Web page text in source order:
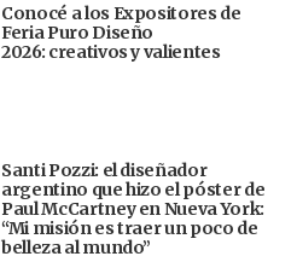
Conocé a los Expositores de
Feria Puro Diseño
2026: creativos y valientes
Santi Pozzi: el diseñador
argentino que hizo el póster de
Paul McCartney en Nueva York:
“Mi misión es traer un poco de
belleza al mundo”